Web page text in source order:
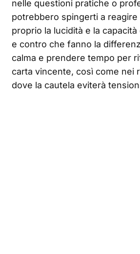
nelle questioni pratiche o
potrebbero spingerti a reagire
proprio la lucidità e la
e contro che fanno la
calma e prendere tempo per
carta vincente, così come nei
dove la cautela eviterà